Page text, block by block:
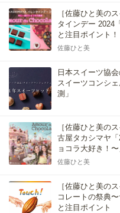
［佐藤ひと美の
タインデー 2024
と注目ポイント！
佐藤ひと美
日本スイーツ協
スイーツコンシ
測」
［佐藤ひと美の
古屋タカシマヤ
ョコラ大好き！
佐藤ひと美
［佐藤ひと美の
コレートの祭典
と注目ポイント